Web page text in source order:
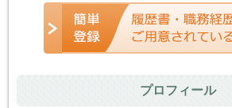
プロフィール